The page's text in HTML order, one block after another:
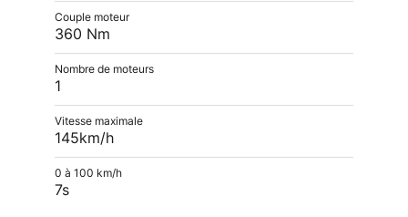
Couple moteur
360 Nm
Nombre de moteurs
1
Vitesse maximale
145km/h
0 à 100 km/h
7s